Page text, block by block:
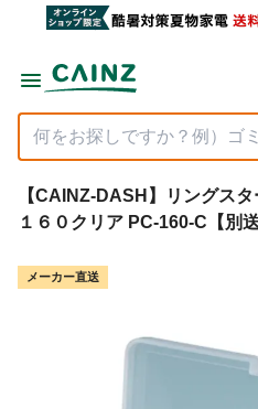
【CAINZ-DASH】リングス
１６０クリア PC-160-C【別送
メーカー直送